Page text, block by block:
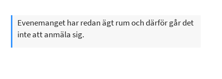
Evenemanget har redan ägt rum och därför går det
inte att anmäla sig.